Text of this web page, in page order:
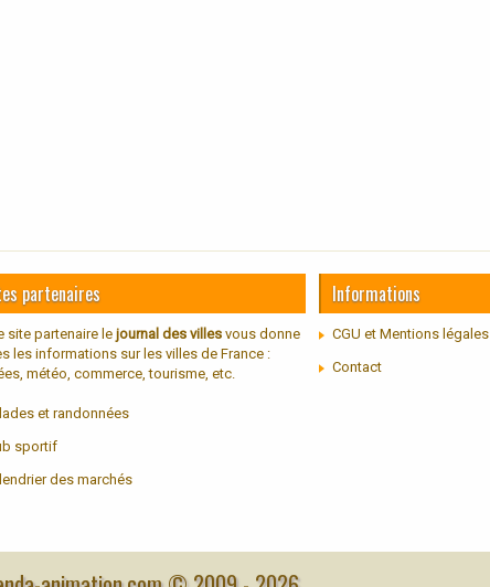
partenaires
site partenaire lejournal des villes vous donne
les informations sur les villes de France :
météo, commerce, tourisme, etc.
et randonnées
sportif
des marchés
Informations
CGU et Mentions légales
Contact